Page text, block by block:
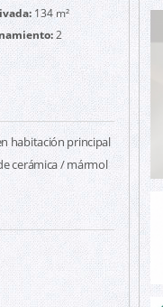
134 m²
2
habitación principal
cerámica / mármol